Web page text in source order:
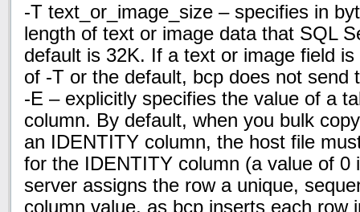
-T text_or_image_size – specifies in
length of text or image data that SQL
default is 32K. If a text or image field
of -T or the default, bcp does not send
-E – explicitly specifies the value of a
column. By default, when you bulk
an IDENTITY column, the host file
for the IDENTITY column (a value of 0
server assigns the row a unique,
column value, as bcp inserts each row